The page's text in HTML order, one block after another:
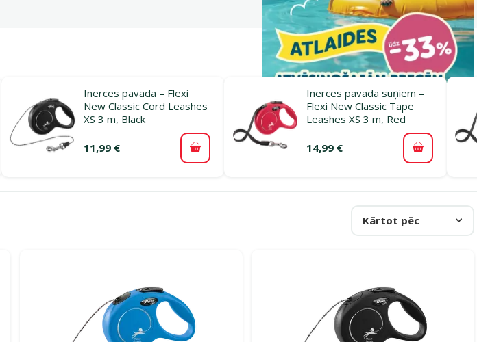
grozam
Inerces pavada – Flexi
New Classic Cord Leashes
XS 3 m, Black
11,99 € Pievienot grozam
Inerces pavada suņiem –
Flexi New Classic Tape
Leashes XS 3 m, Red
14,99 € Pievienot
Kārtot pēc